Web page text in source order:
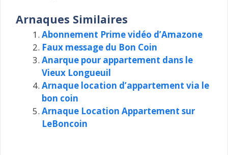
Arnaques Similaires
Abonnement Prime vidéo d’Amazone
Faux message du Bon Coin
Anarque pour appartement dans le
Vieux Longueuil
Arnaque location d’appartement via le
bon coin
Arnaque Location Appartement sur
LeBoncoin